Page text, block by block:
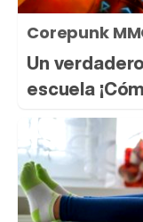
Corepunk
Un
escuela